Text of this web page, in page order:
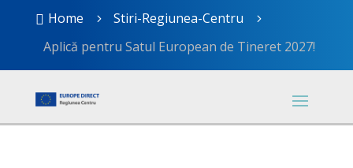
 Home 5 Stiri-Regiunea-Centru 5
Aplică pentru Satul European de Tineret 2027!